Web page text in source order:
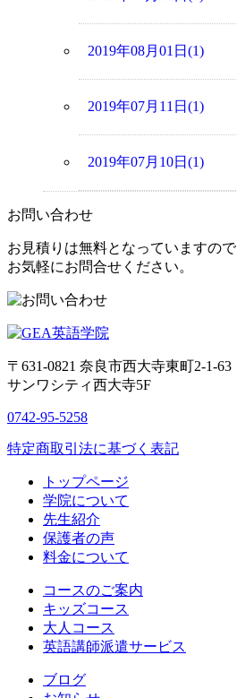
2019年08月01日(1)
2019年07月11日(1)
2019年07月10日(1)
お問い合わせ
お見積りは無料となっていますので
お気軽にお問合せください。
〒631-0821 奈良市西大寺東町2-1-63
サンワシティ西大寺5F
0742-95-5258
特定商取引法に基づく表記
トップページ
学院について
先生紹介
保護者の声
料金について
コースのご案内
キッズコース
大人コース
英語講師派遣サービス
ブログ